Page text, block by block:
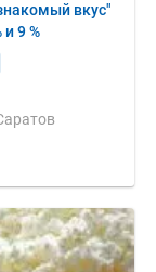
вкус"
% и 9 %